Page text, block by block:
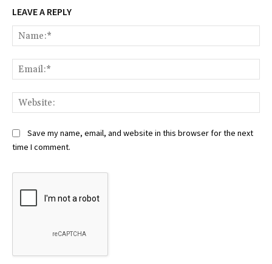
LEAVE A REPLY
Save my name, email, and website in this browser for the next
time I comment.